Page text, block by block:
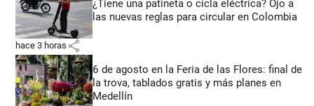
¿Tiene una patineta o cicla eléctrica? Ojo a
las nuevas reglas para circular en Colombia
hace 3 horas share
6 de agosto en la Feria de las Flores: final de
la trova, tablados gratis y más planes en
Medellín